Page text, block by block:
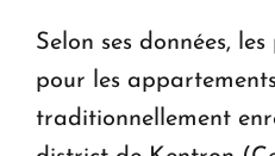
Selon ses données,
pour les
traditionnellement